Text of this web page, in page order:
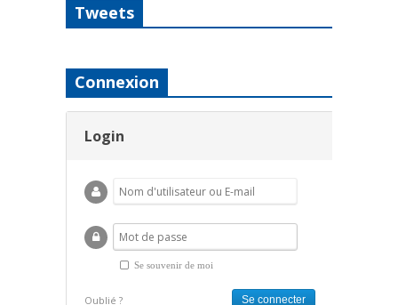
Tweets
Connexion
Login
Se souvenir de moi
Oublié ?